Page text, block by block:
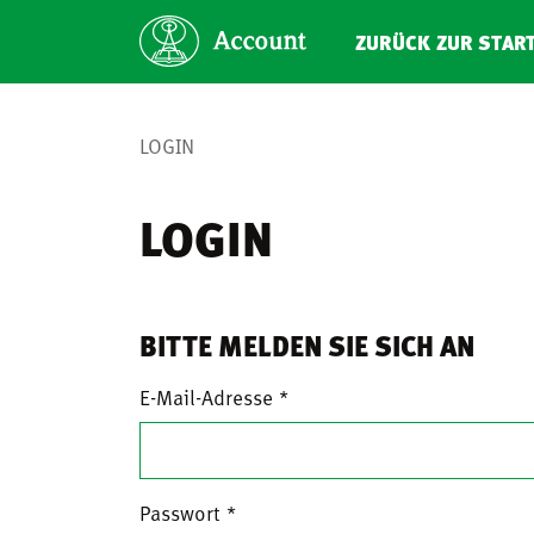
ZURÜCK ZUR
LOGIN
LOGIN
BITTE MELDEN SIE SICH AN
E-Mail-Adresse
Passwort